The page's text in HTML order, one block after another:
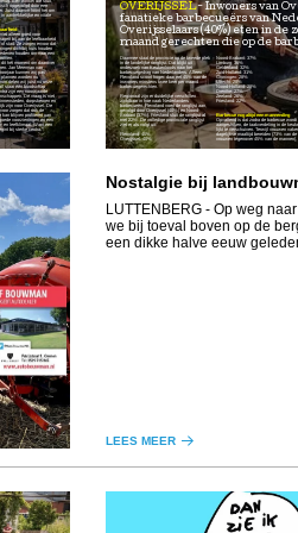
opgevolgd door een
Juist daarom loont het om
in aantrekkelijke en vitale
alleen goed voor
bij aan de leefbaarheid
stad. Ze zorgen ervoor dat
dichtbij huis houden
houden om naar een
hét moment om daarover
Jan Meerman van
kunnen wij pas
plannen worden nu
delen wij juist nu onze
staat één boodschap
zijn een voorwaarde
De vraag is niet
dorpskernen en
zijn voor Overijssel. De
zorgen dat ook de
kan blijven profiteren van
voorzieningen en een
en leefklimaat. Want een
bij sterke centra.”
OVERIJSSEL
fanatieke barbecueërs van
Overijsselaars (40%) eten in
maand gerechten die op de
Daarmee staat de provincie op de tweede plek
in de landelijke ranglijst. Dat blijkt uit
onderzoek van Keukenloods naar het
barbecuegedrag van Nederlanders. Alleen
Flevoland scoort hoger: daar eet 45% van de
inwoners minstens twee keer per maand
barbecuegerechten.
Regionaal zijn er duidelijke verschillen
zichtbaar in hoe vaak Nederlanders
barbecueën. Flevoland voert de ranglijst aan,
gevolgd door Overijssel (40%) en Noord-
Brabant (37%). Friesland sluit de ranglijst af
met 22%. De volledige provinciale ranglijst
ziet er als volgt uit:
Flevoland: 45%
Overijssel: 40%
Noord-Brabant: 37%
Limburg: 36%
Gelderland: 32%
Zuid-Holland: 31%
Groningen: 28%
Utrecht: 28%
Noord-Holland: 28%
Drenthe: 27%
Zeeland: 26%
Friesland: 22%
Barbecue nog altijd een mannending
Opvallend is dat zodra de barbecue wordt
aangestoken, de taakverdeling in de
lijkt te verschuiven. Terwijl vrouwen vaker
dagelijkse maaltijd bereiden (73% van de
vrouwen tegenover 45% van de mannen),
Nostalgie bij
LUTTENBERG - Op weg
we bij toeval boven op de
een dikke halve eeuw
LEES MEER